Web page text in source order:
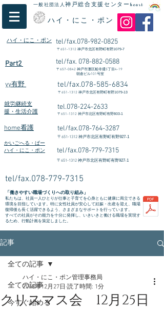
一般社団法人神戸総合支援センター heart
ハイ・にこ・ポン
ハイ・にこ・ポン tel/fax.078-982-0825
〒 651-1312 ​神戸市北区有野町有野1079-7
Part2 tel/fax. 078-882-0588
〒 657-0842 神戸市灘区船寺通5丁目4-19
朝倉ビル101号室
yy有野 tel/fax.078-585-6834
〒 651-1312 神戸市北区有野町有野1079-13
就労継続支
援・生活介護
home看護
tel.078-224-2633
〒 651-1312 神戸市北区有野町有野803-1
tel/fax.078-764-3287
〒 651-1312 神戸市北区有野町有野927-1
かいごへる・ぱー
ハイ・にこ・ポン
tel/fax.078-779-7315
〒 651-1312 神戸市北区有野町有野927-1
tel/fax.078-779-7315
「働きやすい職場づくりへの取り組み」
私たちは、社員一人ひとりが仕事と子育てを心身ともに健康に両立できる
環境を目指しています。特に女性社員が安心して妊娠・出産を迎え、職場
復帰後も長く活躍できるよう、さまざまなサポートを行っています。
すべての社員がその能力を十分に発揮し、いきいきと働ける職場を実現す
るため、行動計画を策定しました。
記事
全ての記事
今すぐ始める
全ての記事
クリスマス会 12月25日
ハイ・にこ・ポン管理事務局
2018年12月27日 読了時間: 1分